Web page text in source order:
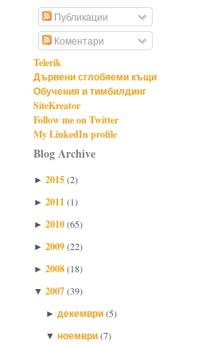
Публикации
Коментари
Telerik
Дървени сглобяеми къщи
Обучения и тимбилдинг
SiteKreator
Follow me on Twitter
My LinkedIn profile
Blog Archive
► 2015(2)
► 2011(1)
► 2010(65)
► 2009(22)
► 2008(18)
▼ 2007(39)
► декември(5)
▼ ноември(7)